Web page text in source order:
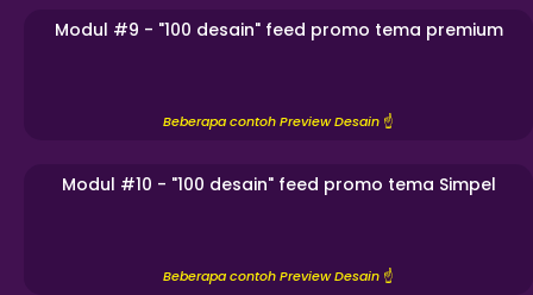
Modul #9 - "100 desain" feed promo tema premium
Beberapa contoh Preview Desain ☝️
Modul #10 - "100 desain" feed promo tema Simpel
Beberapa contoh Preview Desain ☝️